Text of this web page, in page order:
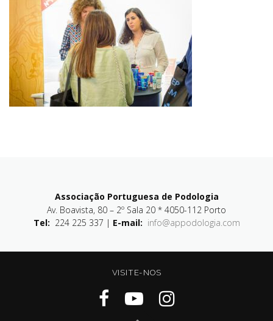
Associação Portuguesa de Podologia
Av. Boavista, 80 – 2º Sala 20 * 4050-112 Porto
Tel: 224 225 337 | E-mail: info@appodologia.com
VISITE-NOS